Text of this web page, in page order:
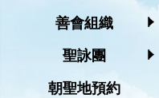
善會組織
聖詠團
朝聖地預約